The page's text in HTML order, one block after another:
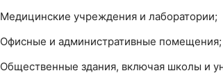
Медицинские учреждения и лаборатории;
Офисные и административные помещения;
Общественные здания, включая школы и